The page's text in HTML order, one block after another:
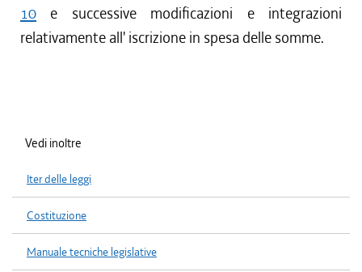
10 e successive modificazioni e integrazioni
relativamente all' iscrizione in spesa delle somme.
Vedi inoltre
Iter delle leggi
Costituzione
Manuale tecniche legislative